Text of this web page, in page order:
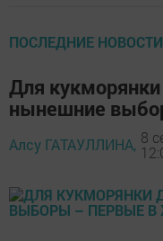
ПОСЛЕДНИЕ НОВОСТИ
Для
нынешние
Алсу ГАТАУЛЛИНА, 8